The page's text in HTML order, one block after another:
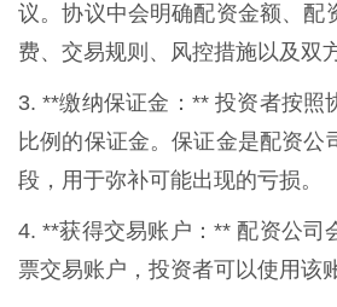
议。协议中会明确配资金额、配
费、交易规则、风控措施以及双
3. **缴纳保证金：** 投资者按照
比例的保证金。保证金是配资公
段，用于弥补可能出现的亏损。
4. **获得交易账户：** 配资公司
票交易账户，投资者可以使用该